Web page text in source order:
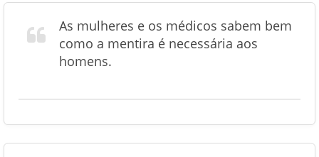
As mulheres e os médicos sabem bem
como a mentira é necessária aos
homens.